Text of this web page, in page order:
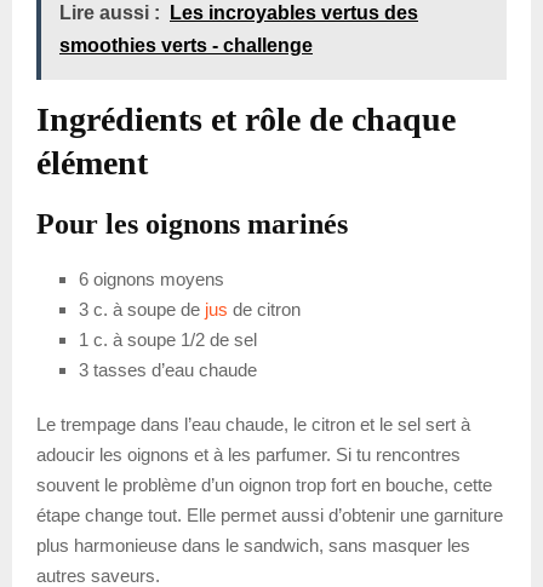
Lire aussi :
Les incroyables vertus des
smoothies verts - challenge
Ingrédients et rôle de chaque
élément
Pour les oignons marinés
6 oignons moyens
3 c. à soupe de jus de citron
1 c. à soupe 1/2 de sel
3 tasses d’eau chaude
Le trempage dans l’eau chaude, le citron et le sel sert à
adoucir les oignons et à les parfumer. Si tu rencontres
souvent le problème d’un oignon trop fort en bouche, cette
étape change tout. Elle permet aussi d’obtenir une garniture
plus harmonieuse dans le sandwich, sans masquer les
autres saveurs.